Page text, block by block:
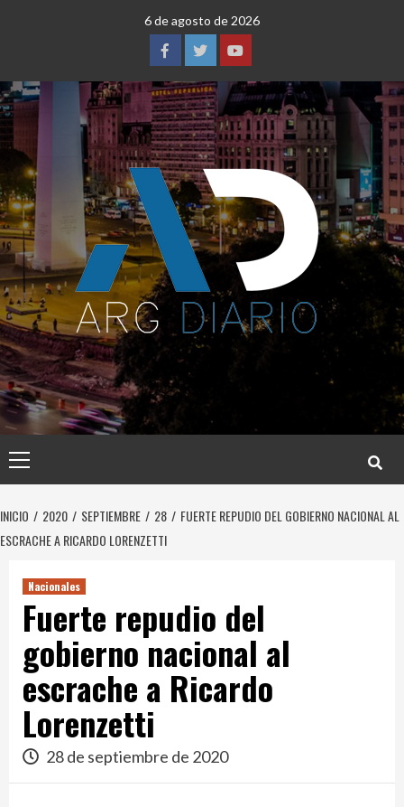
6 de agosto de 2026
Facebook
TwitterYouTube
principal
INICIO 2020 SEPTIEMBRE 28
FUERTE REPUDIO DEL GOBIERNO NACIONAL AL
ESCRACHE A RICARDO LORENZETTI
Nacionales
Fuerte repudio del
gobierno nacional al
escrache a Ricardo
Lorenzetti
28 de septiembre de 2020